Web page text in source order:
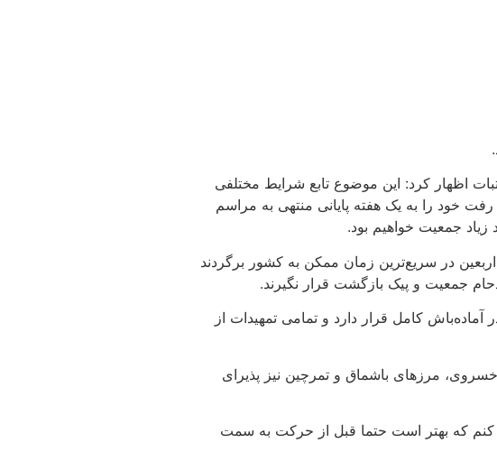
اظهار کرد: این موضوع تابع شرایط مختلفی
خود را به یک هفته پایانی منتهی به مراسم
زیاد جمعیت خواهیم بود.
در سریع‌ترین زمان ممکن به کشور برگردند
جمعیت و پیک بازگشت قرار نگیرند.
کامل قرار دارد و تمامی تمهیدات از
خسروی، مرزهای باشماق و تمرچین نیز پذیرای
کنم که بهتر است حتما قبل از حرکت به سمت